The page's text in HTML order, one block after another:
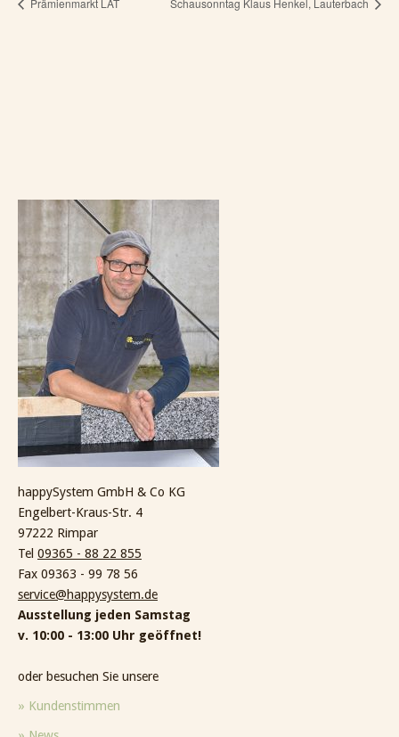
Prämienmarkt LAT Schausonntag Klaus Henkel, Lauterbach
happySystem GmbH & Co KG
Engelbert-Kraus-Str. 4
97222 Rimpar
Tel 09365 - 88 22 855
Fax 09363 - 99 78 56
service@happysystem.de
Ausstellung jeden Samstag
v. 10:00 - 13:00 Uhr geöffnet!
oder besuchen Sie unsere
» Kundenstimmen